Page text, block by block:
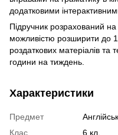
додатковими
Підручник розрахований
можливістю розширити до
роздаткових матеріалів та
години на тиждень.
Характеристики
Предмет
Клас
6 кл.